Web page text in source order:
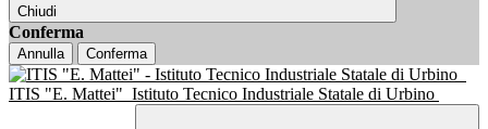
Chiudi
Conferma
Annulla Conferma
ITIS "E. Mattei" Istituto Tecnico Industriale Statale di Urbino